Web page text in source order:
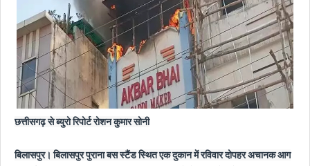
छत्तीसगढ़ से ब्युरो रिपोर्ट रोशन कुमार सोनी
बिलासपुर। बिलासपुर पुराना बस स्टैंड स्थित एक दुकान में रविवार दोपहर अचानक आग